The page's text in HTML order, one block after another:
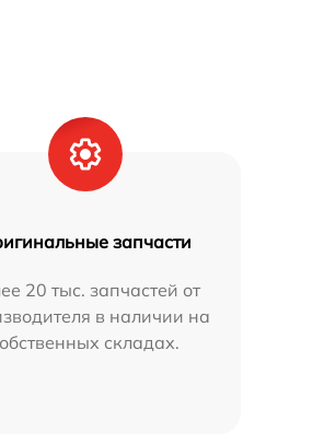
запчасти
20 тыс. запчастей от
в наличии на
складах.